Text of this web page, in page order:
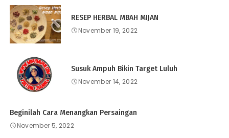
RESEP HERBAL MBAH MIJAN
November 19, 2022
Susuk Ampuh Bikin Target Luluh
November 14, 2022
Beginilah Cara Menangkan Persaingan
November 5, 2022